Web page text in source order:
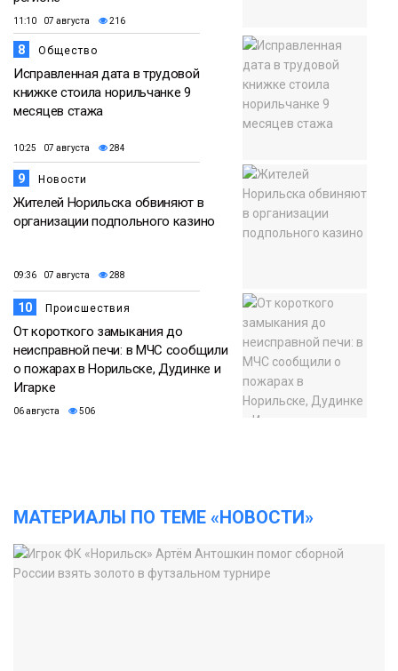
11:10 07 августа 216
8 Общество
Исправленная дата в трудовой
книжке стоила норильчанке 9
месяцев стажа
10:25 07 августа 284
9 Новости
Жителей Норильска обвиняют в
организации подпольного казино
09:36 07 августа 288
10 Происшествия
От короткого замыкания до
неисправной печи: в МЧС сообщили
о пожарах в Норильске, Дудинке и
Игарке
06 августа 506
МАТЕРИАЛЫ ПО ТЕМЕ «НОВОСТИ»